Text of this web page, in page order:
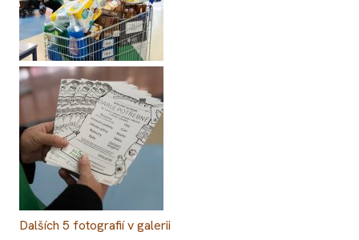
Dalších 5 fotografií v galerii